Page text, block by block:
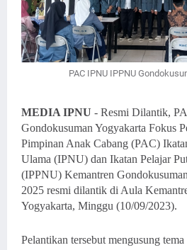
PAC IPNU IPPNU
MEDIA IPNU - Resmi Dilantik,
Gondokusuman Yogyakarta Fokus
Pimpinan Anak Cabang (PAC)
Ulama (IPNU) dan Ikatan Pelajar
(IPPNU) Kemantren
2025 resmi dilantik di Aula
Yogyakarta, Minggu (10/09/2023).
Pelantikan tersebut mengusung